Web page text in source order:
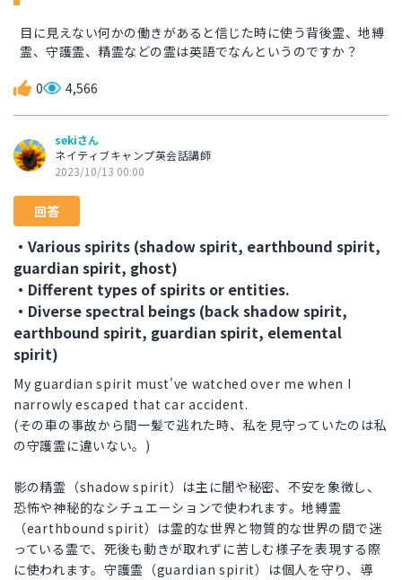
目に見えない何かの働きがあると信じた時に使う背後霊、地縛
霊、守護霊、精霊などの霊は英語でなんというのですか？
0 4,566
sekiさん
ネイティブキャンプ英会話講師
2023/10/13 00:00
回答
・Various spirits (shadow spirit, earthbound spirit,
guardian spirit, ghost)
・Different types of spirits or entities.
・Diverse spectral beings (back shadow spirit,
earthbound spirit, guardian spirit, elemental
spirit)
My guardian spirit must've watched over me when I
narrowly escaped that car accident.
(その車の事故から間一髪で逃れた時、私を見守っていたのは私
の守護霊に違いない。)
影の精霊（shadow spirit）は主に闇や秘密、不安を象徴し、
恐怖や神秘的なシチュエーションで使われます。地縛霊
（earthbound spirit）は霊的な世界と物質的な世界の間で迷
っている霊で、死後も動きが取れずに苦しむ様子を表現する際
に使われます。守護霊（guardian spirit）は個人を守り、導